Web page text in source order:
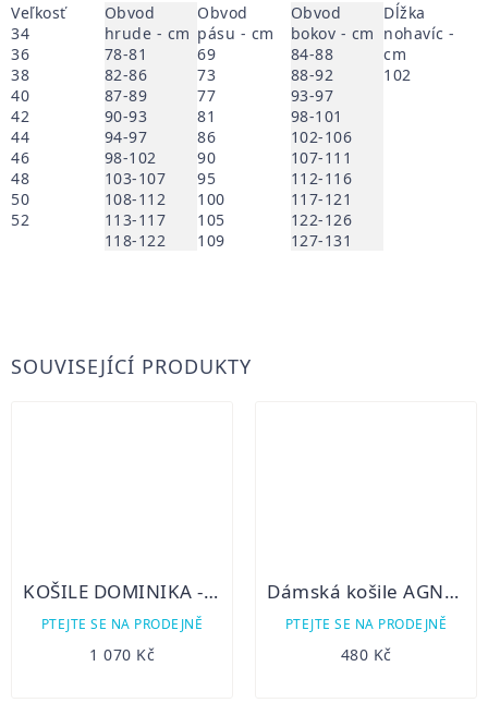
Veľkosť
34
36
38
40
42
44
46
48
50
52
Obvod
hrude - cm
78-81
82-86
87-89
90-93
94-97
98-102
103-107
108-112
113-117
118-122
Obvod
pásu - cm
69
73
77
81
86
90
95
100
105
109
Obvod
bokov - cm
84-88
88-92
93-97
98-101
102-106
107-111
112-116
117-121
122-126
127-131
Dĺžka
nohavíc -
cm
102
SOUVISEJÍCÍ PRODUKTY
KOŠILE DOMINIKA - dlouhý rukáv
PTEJTE SE NA PRODEJNĚ
1 070 Kč
Dámská košile AGNES - krátký rukáv
PTEJTE SE NA PRODEJNĚ
480 Kč